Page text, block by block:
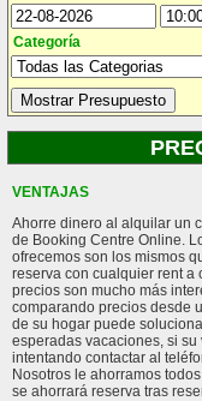
Categoría
VENTAJAS
Ahorre dinero al alquilar un
de Booking Centre Online.
ofrecemos son los mismos
reserva con cualquier rent a
precios son mucho más
comparando precios desde
de su hogar puede
esperadas vacaciones, si
intentando contactar al
Nosotros le ahorramos
se ahorrará reserva tras